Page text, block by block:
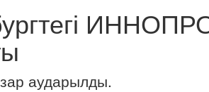
аударылды.